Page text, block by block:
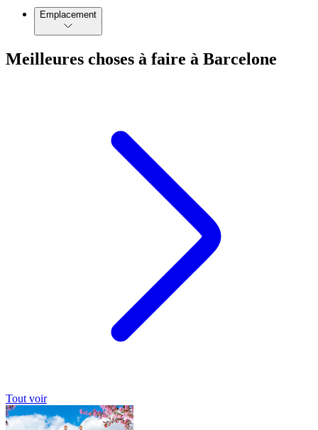
Emplacement
Meilleures choses à faire à Barcelone
Tout voir